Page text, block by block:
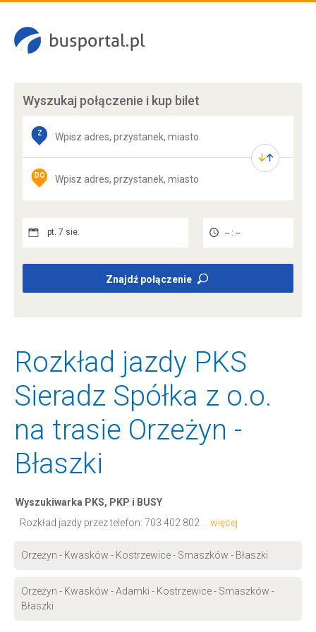
Wyszukaj połączenie i kup bilet
Z
DO
pt. 7 sie. -- : --
Znajdź połączenie
Rozkład jazdy PKS
Sieradz Spółka z o.o.
na trasie Orzeżyn -
Błaszki
Wyszukiwarka PKS, PKP i BUSY
Rozkład jazdy przez telefon: 703 402 802 ... więcej
Orzeżyn - Kwasków - Kostrzewice - Smaszków - Błaszki
Orzeżyn - Kwasków - Adamki - Kostrzewice - Smaszków -
Błaszki